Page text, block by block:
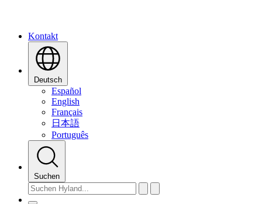
Kontakt
Deutsch
Español
English
Français
日本語
Português
Suchen